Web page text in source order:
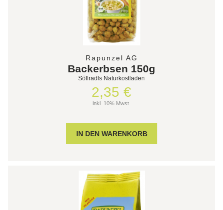
Rapunzel AG
Backerbsen 150g
Söllradls Naturkostladen
2,35 €
inkl. 10% Mwst.